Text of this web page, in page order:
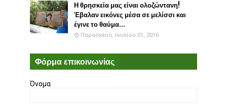
Η θρησκεία μας είναι ολοζώντανη!
Έβαλαν εικόνες μέσα σε μελίσσι και
έγινε το θαύμα...
Παρασκευή, Ιουλίου 01, 2016
Φόρμα επικοινωνίας
Όνομα